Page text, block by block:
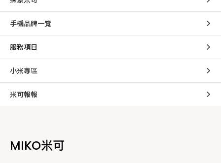
手機品牌一覽
服務項目
小米專區
米可報報
MIKO米可